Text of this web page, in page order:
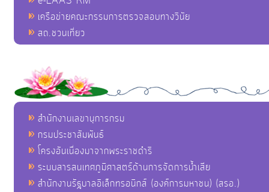
เครือข่ายคณะกรรมการตรวจสอบทางวินัย
สถ.ชวนเที่ยว
สำนักงานเลขานุการกรม
กรมประชาสัมพันธ์
โครงอันเนื่องมาจากพระราชดำริ
ระบบสารสนเทศภูมิศาสตร์ด้านการจัดการน้ำเสีย
สำนักงานรัฐบาลอิเล็กทรอนิกส์ (องค์การมหาชน) (สรอ.)